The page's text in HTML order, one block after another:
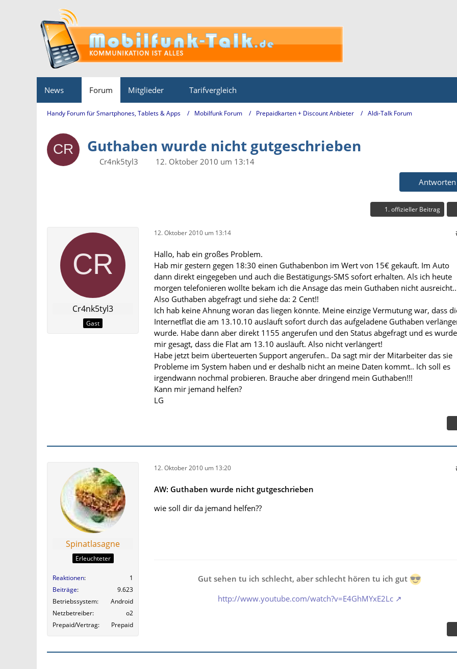
News Forum Mitglieder Tarifvergleich
Handy Forum für Smartphones, Tablets & Apps Mobilfunk Forum Prepaidkarten + Discount Anbieter Aldi-Talk Forum
Guthaben wurde nicht gutgeschrieben
Cr4nk5tyl3
12. Oktober 2010 um 13:14
Antworten
1. offizieller Beitrag
Cr4nk5tyl3
Gast
12. Oktober 2010 um 13:14
Hallo, hab ein großes Problem.
Hab mir gestern gegen 18:30 einen Guthabenbon im Wert von 15€ gekauft. Im Auto
dann direkt eingegeben und auch die Bestätigungs-SMS sofort erhalten. Als ich heute
morgen telefonieren wollte bekam ich die Ansage das mein Guthaben nicht ausreicht..
Also Guthaben abgefragt und siehe da: 2 Cent!!
Ich hab keine Ahnung woran das liegen könnte. Meine einzige Vermutung war, dass
Internetflat die am 13.10.10 ausläuft sofort durch das aufgeladene Guthaben
wurde. Habe dann aber direkt 1155 angerufen und den Status abgefragt und es wurde
mir gesagt, dass die Flat am 13.10 ausläuft. Also nicht verlängert!
Habe jetzt beim überteuerten Support angerufen.. Da sagt mir der Mitarbeiter das sie
Probleme im System haben und er deshalb nicht an meine Daten kommt.. Ich soll es
irgendwann nochmal probieren. Brauche aber dringend mein Guthaben!!!
Kann mir jemand helfen?
LG
Spinatlasagne
Erleuchteter
Reaktionen
1
Beiträge
9.623
Betriebssystem
Android
Netzbetreiber
o2
Prepaid/Vertrag
Prepaid
12. Oktober 2010 um 13:20
AW: Guthaben wurde nicht gutgeschrieben
wie soll dir da jemand helfen??
Gut sehen tu ich schlecht, aber schlecht hören tu ich gut
http://www.youtube.com/watch?v=E4GhMYxE2Lc